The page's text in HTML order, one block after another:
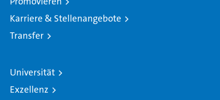
Karriere & Stellenangebote
Transfer
Universität
Exzellenz